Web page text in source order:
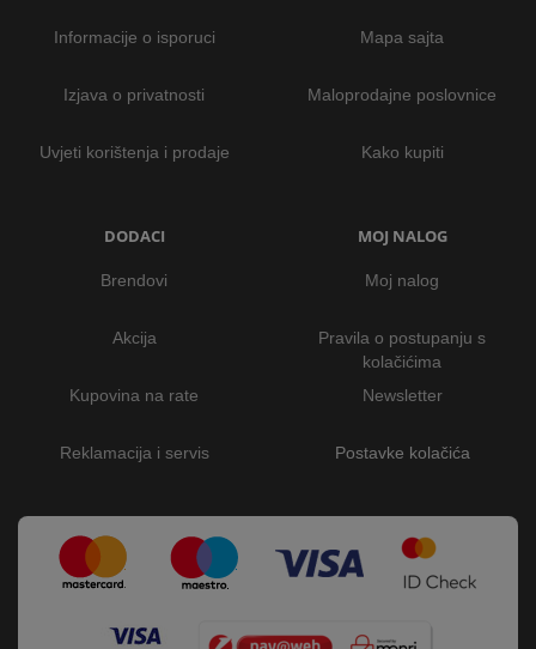
Informacije o isporuci
Izjava o privatnosti
Uvjeti korištenja i prodaje
Mapa sajta
Maloprodajne poslovnice
Kako kupiti
DODACI
Brendovi
Akcija
Kupovina na rate
Reklamacija i servis
MOJ NALOG
Moj nalog
Pravila o postupanju s
kolačićima
Newsletter
Postavke kolačića